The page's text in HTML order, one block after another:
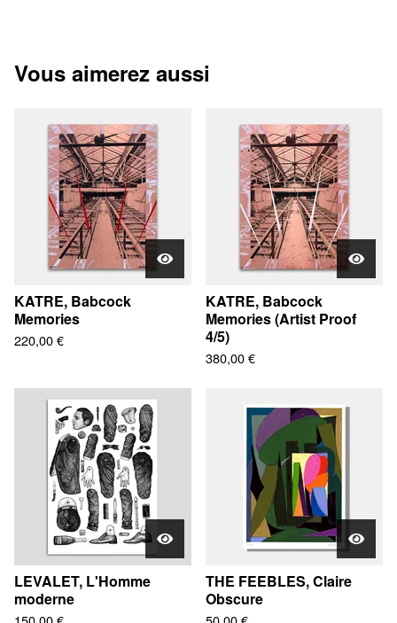
Vous aimerez aussi
KATRE, Babcock
Memories
220,00€
KATRE, Babcock
Memories (Artist Proof
4/5)
380,00€
LEVALET, L'Homme
moderne
THE FEEBLES, Claire
Obscure